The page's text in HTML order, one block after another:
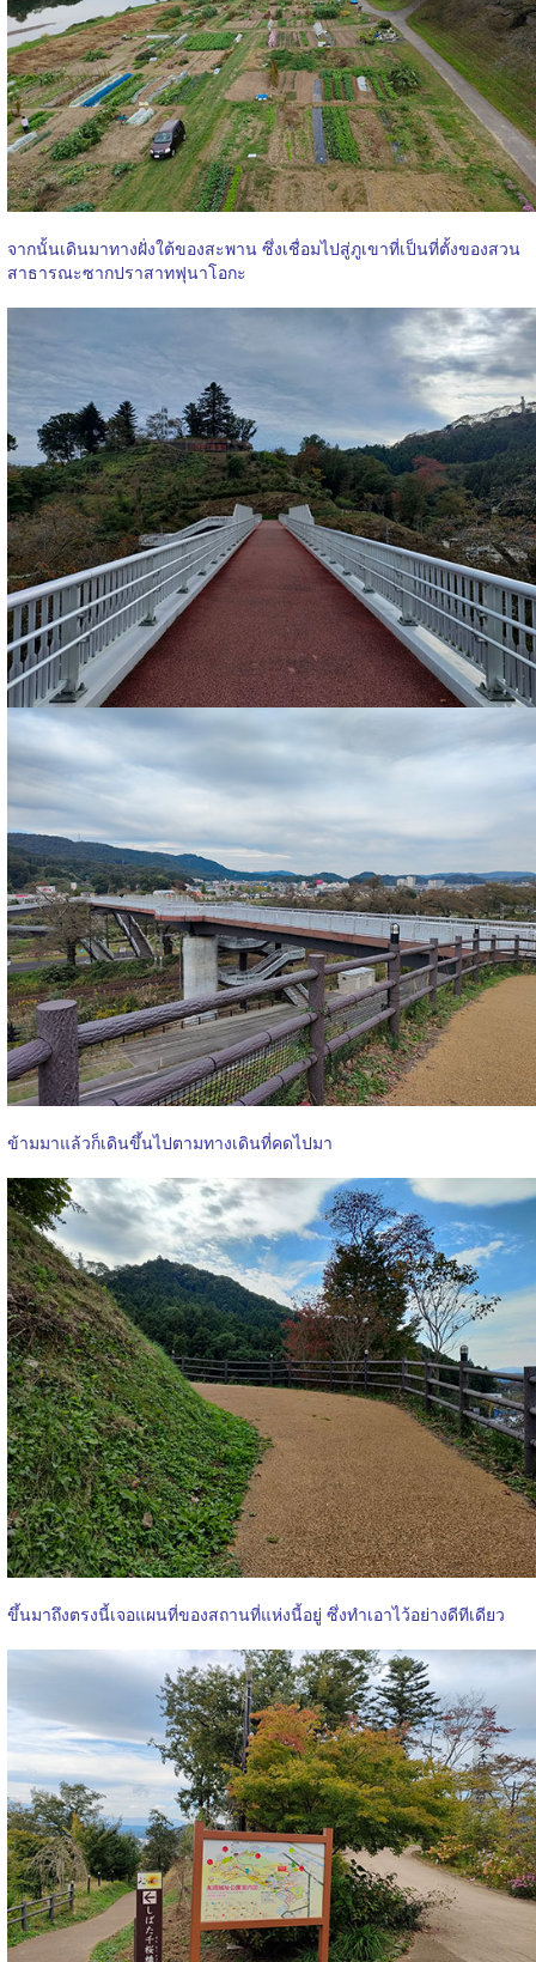
จากนั้นเดินมาทางฝั่งใต้ของสะพาน ซึ่งเชื่อมไปสู่ภูเขาที่เป็นที่ตั้งของสวน
สาธารณะซากปราสาทฟุนาโอกะ
ข้ามมาแล้วก็เดินขึ้นไปตามทางเดินที่คดไปมา
ขึ้นมาถึงตรงนี้เจอแผนที่ของสถานที่แห่งนี้อยู่ ซึ่งทำเอาไว้อย่างดีทีเดียว